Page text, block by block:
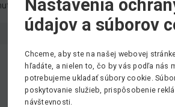
Max. pracovná výška
12.50 m
Min.
200
Nastavenia
údajov a súborov
Chceme, aby ste na našej webovej
hľadáte, a nielen to, čo by vás podľa nás
potrebujeme ukladať súbory cookie.
poskytovanie služieb, prispôsobenie
návštevnosti.